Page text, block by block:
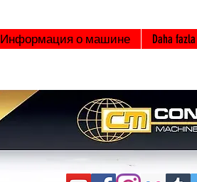
Информация о машине Daha fazla